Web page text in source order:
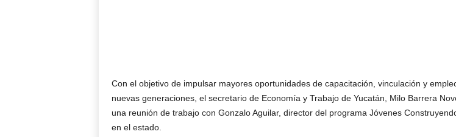
Con el objetivo de impulsar mayores oportunidades de capacitación, vinculación y
nuevas generaciones, el secretario de Economía y Trabajo de Yucatán, Milo Barrera
una reunión de trabajo con Gonzalo Aguilar, director del programa Jóvenes
en el estado.